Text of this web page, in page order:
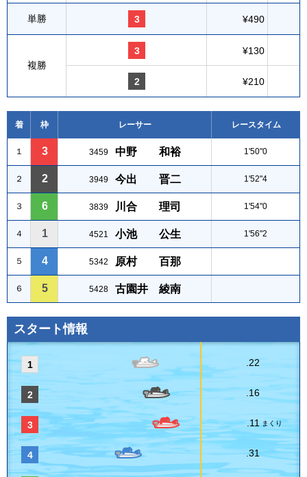
単勝 3 ¥490
複勝
3 ¥130
2 ¥210
着 枠 レーサー レースタイム
１ 3 3459 中野 和裕 1'50"0
２ 2 3949 今出 晋二 1'52"4
３ 6 3839 川合 理司 1'54"0
４ 1 4521 小池 公生 1'56"2
５ 4 5342 原村 百那
６ 5 5428 古園井 綾南
スタート情報
1 .22
2 .16
3 .11 まくり
4 .31